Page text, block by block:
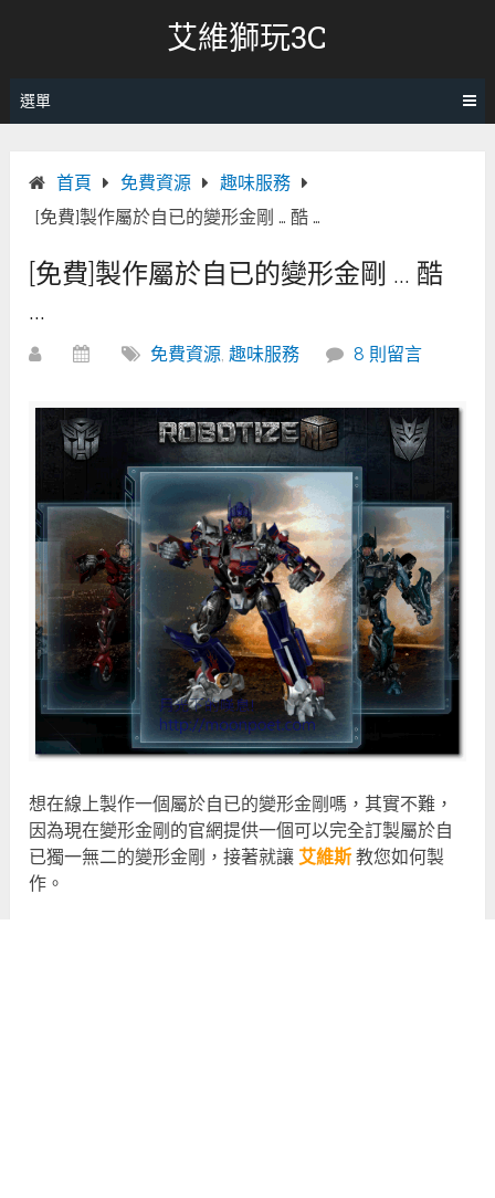
艾維獅玩3C
選單
首頁 免費資源
趣味服務
[免費]製作屬於自已的變形金剛 … 酷 …
[免費]製作屬於自已的變形金剛 … 酷
…
免費資源,趣味服務 8 則留言
想在線上製作一個屬於自已的變形金剛嗎，其實不難，
因為現在變形金剛的官網提供一個可以完全訂製屬於自
已獨一無二的變形金剛，接著就讓 艾維斯 教您如何製
作。